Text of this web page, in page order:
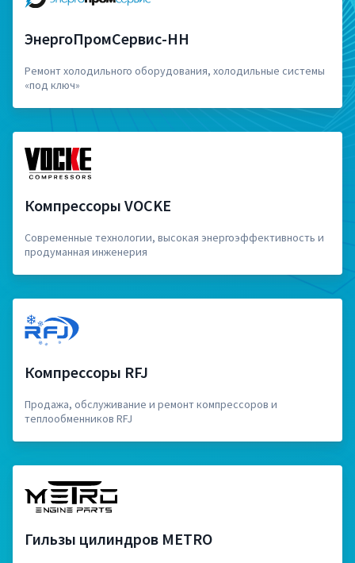
ЭнергоПромСервис-НН
Ремонт холодильного оборудования, холодильные системы
«под ключ»
Компрессоры VOCKE
Современные технологии, высокая энергоэффективность и
продуманная инженерия
Компрессоры RFJ
Продажа, обслуживание и ремонт компрессоров и
теплообменников RFJ
Гильзы цилиндров METRO